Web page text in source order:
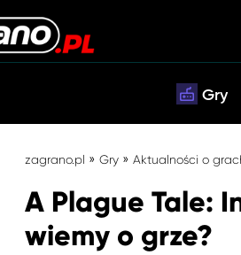
Gry
zagrano.pl » Gry » Aktualności o
A Plague Tale:
wiemy o grze?